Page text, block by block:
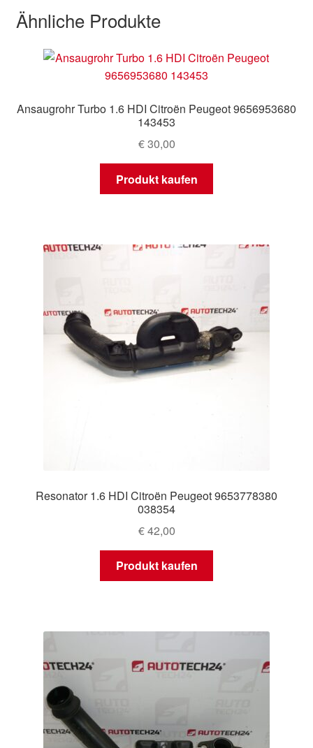
Ähnliche Produkte
Ansaugrohr Turbo 1.6 HDI Citroën Peugeot 9656953680
143453
€30,00
Produkt kaufen
Resonator 1.6 HDI Citroën Peugeot 9653778380
038354
€42,00
Produkt kaufen